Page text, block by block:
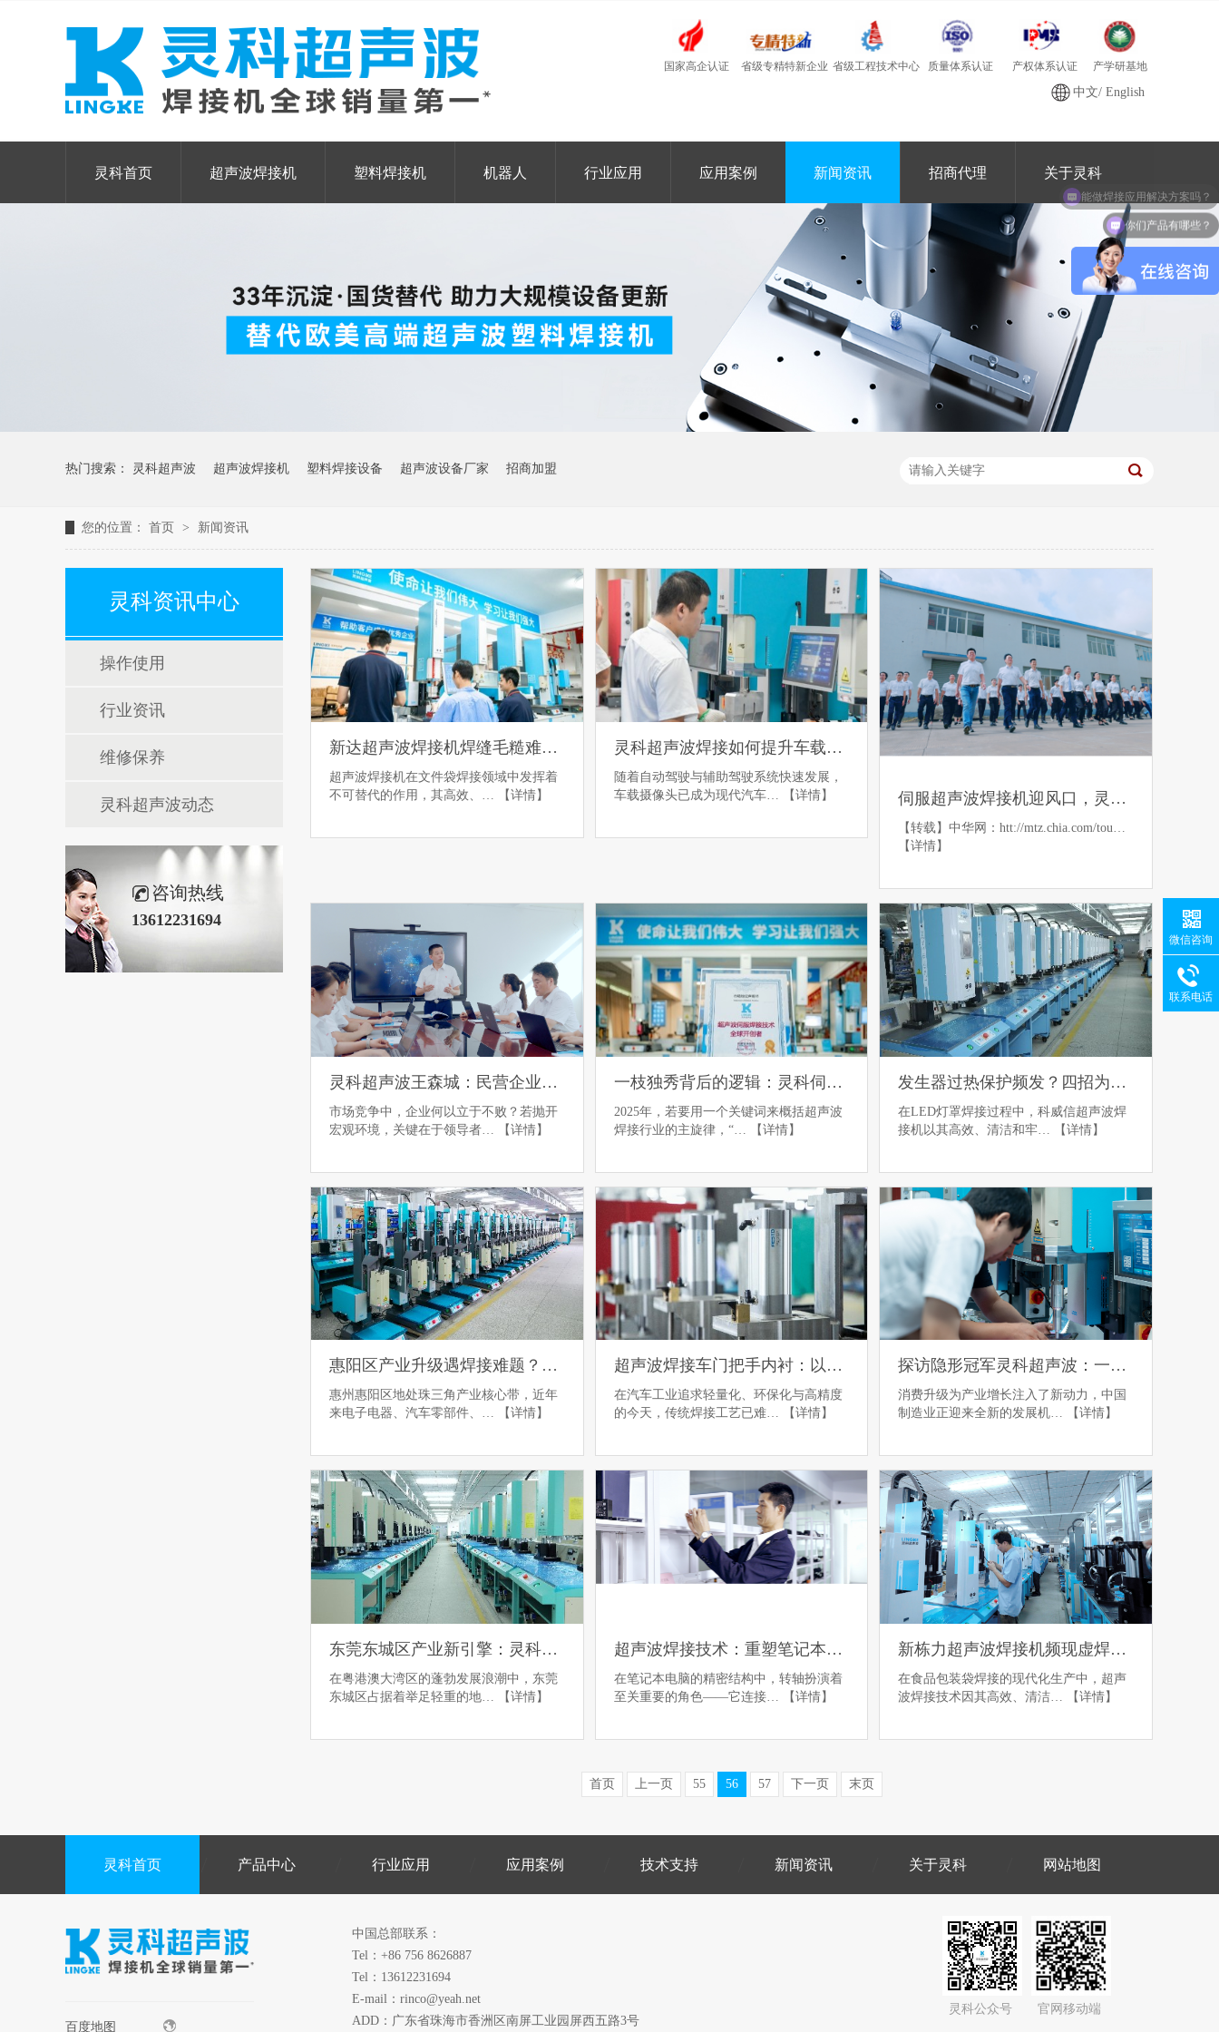
国家高企认证 省级专精特新企业 省级工程技术中心 质量体系认证 产权体系认证 产学研基地
中文/English
灵科首页 超声波焊接机 塑料焊接机 机器人 行业应用 应用案例 新闻资讯 招商代理 关于灵科
热门搜索： 灵科超声波 超声波焊接机 塑料焊接设备 超声波设备厂家 招商加盟
您的位置： 首页 > 新闻资讯
灵科资讯中心
操作使用
行业资讯
维修保养
灵科超声波动态
咨询热线
13612231694
新达超声波焊接机焊缝毛糙难题破解，灵科超声提供专业解决方案
超声波焊接机在文件袋焊接领域中发挥着
不可替代的作用，其高效、…
【详情】
灵科超声波焊接如何提升车载摄像头支架的强度与精度？
随着自动驾驶与辅助驾驶系统快速发展，
车载摄像头已成为现代汽车…
【详情】 伺服超声波焊接机迎风口，灵科超声波如何顺势起飞？
【转载】中华网：htt://mtz.chia.com/tou…
【详情】
灵科超声波王森城：民营企业靠什么做出全球大市场？
市场竞争中，企业何以立于不败？若抛开
宏观环境，关键在于领导者…
【详情】
一枝独秀背后的逻辑：灵科伺服超声波焊接机重塑竞争格局
2025年，若要用一个关键词来概括超声波
焊接行业的主旋律，“…
【详情】
发生器过热保护频发？四招为您解决科威信超声波焊接机“高烧”难题
在LED灯罩焊接过程中，科威信超声波焊
接机以其高效、清洁和牢…
【详情】
惠阳区产业升级遇焊接难题？灵科超声波焊接机来破局
惠州惠阳区地处珠三角产业核心带，近年
来电子电器、汽车零部件、…
【详情】
超声波焊接车门把手内衬：以科技之力重塑汽车内饰品质
在汽车工业追求轻量化、环保化与高精度
的今天，传统焊接工艺已难…
【详情】
探访隐形冠军灵科超声波：一台伺服焊接机里的全球野心
消费升级为产业增长注入了新动力，中国
制造业正迎来全新的发展机…
【详情】
东莞东城区产业新引擎：灵科超声波焊接机实力出圈
在粤港澳大湾区的蓬勃发展浪潮中，东莞
东城区占据着举足轻重的地…
【详情】
超声波焊接技术：重塑笔记本电脑转轴焊接的新标杆
在笔记本电脑的精密结构中，转轴扮演着
至关重要的角色——它连接…
【详情】
新栋力超声波焊接机频现虚焊难题？灵科超声波四步精准“诊治”！
在食品包装袋焊接的现代化生产中，超声
波焊接技术因其高效、清洁…
【详情】
首页 上一页 55 56 57 下一页 末页
灵科首页 产品中心 行业应用 应用案例 技术支持 新闻资讯 关于灵科 网站地图
百度地图
中国总部联系：
Tel：+86 756 8626887
Tel：13612231694
E-mail：rinco@yeah.net
ADD：广东省珠海市香洲区南屏工业园屏西五路3号
灵科公众号 官网移动端
微信咨询
联系电话
你们产品有哪些？